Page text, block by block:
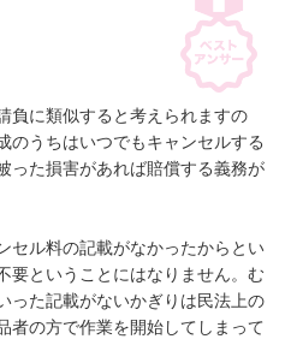
負に類似すると考えられますの
のうちはいつでもキャンセルする
った損害があれば賠償する義務が
セル料の記載がなかったからとい
要ということにはなりません。む
った記載がないかぎりは民法上の
者の方で作業を開始してしまって